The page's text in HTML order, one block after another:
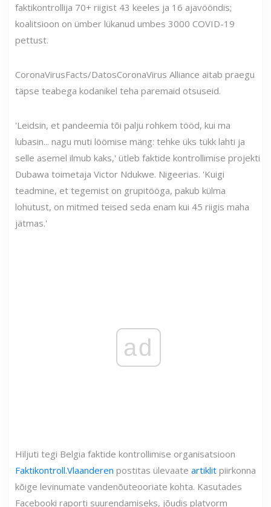
faktikontrollija 70+ riigist 43 keeles ja 16 ajavööndis;
koalitsioon on ümber lükanud umbes 3000 COVID-19
pettust.
CoronaVirusFacts/DatosCoronaVirus Alliance aitab praegu
täpse teabega kodanikel teha paremaid otsuseid.
'Leidsin, et pandeemia tõi palju rohkem tööd, kui ma
lubasin... nagu muti löömise mäng: tehke üks tükk lahti ja
selle asemel ilmub kaks,' ütleb faktide kontrollimise projekti
Dubawa toimetaja Victor Ndukwe. Nigeerias. 'Kuigi
teadmine, et tegemist on grupitööga, pakub külma
lohutust, on mitmed teised seda enam kui 45 riigis maha
jätmas.'
ad
Hiljuti tegi Belgia faktide kontrollimise organisatsioon
Faktikontroll.Vlaanderen postitas ülevaate artiklit piirkonna
kõige levinumate vandenõuteooriate kohta. Kasutades
Facebooki raporti suurendamiseks, jõudis platvorm